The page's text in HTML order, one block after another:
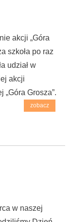
akcji „Góra
szkoła po raz
udział w
akcji
„Góra Grosza”.
zobacz
w naszej